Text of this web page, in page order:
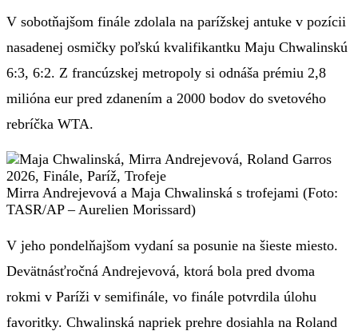
V sobotňajšom finále zdolala na parížskej antuke v pozícii
nasadenej osmičky poľskú kvalifikantku Maju Chwalinskú
6:3, 6:2. Z francúzskej metropoly si odnáša prémiu 2,8
milióna eur pred zdanením a 2000 bodov do svetového
rebríčka WTA.
Mirra Andrejevová a Maja Chwalinská s trofejami (Foto:
TASR/AP – Aurelien Morissard)
V jeho pondelňajšom vydaní sa posunie na šieste miesto.
Devätnásťročná Andrejevová, ktorá bola pred dvoma
rokmi v Paríži v semifinále, vo finále potvrdila úlohu
favoritky. Chwalinská napriek prehre dosiahla na Roland